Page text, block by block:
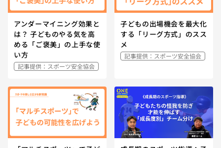
アンダーマイニング効果と
は？ 子どものやる気を高
める「ご褒美」の上手な使
い方
記事提供：スポーツ安全協会
子どもの出場機会を最大化
する「リーグ方式」のスス
メ
記事提供：スポーツ安全協会